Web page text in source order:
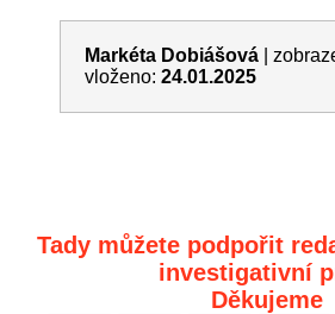
Markéta Dobiášová
vloženo: 24.01.2025
Tady můžete podpořit
investigativní
Děkujeme